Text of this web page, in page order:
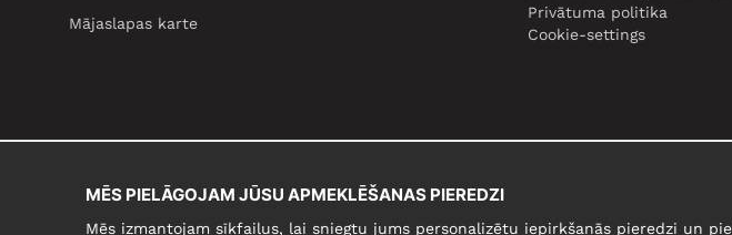
Mājaslapas karte
Privātuma politika
Cookie-settings
MĒS PIELĀGOJAM JŪSU APMEKLĒŠANAS PIEREDZI
Mēs izmantojam sīkfailus, lai sniegtu jums personalizētu iepirkšanās pieredzi un